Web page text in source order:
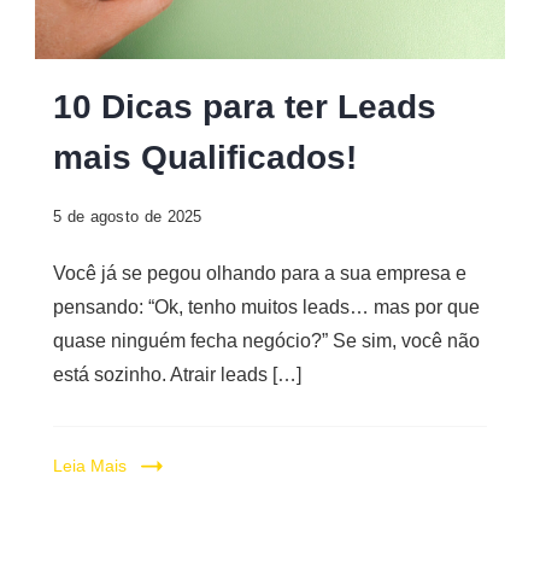
Digital
10 Dicas para ter Leads
mais Qualificados!
5 de agosto de 2025
Você já se pegou olhando para a sua empresa e
pensando: “Ok, tenho muitos leads… mas por que
quase ninguém fecha negócio?” Se sim, você não
está sozinho. Atrair leads […]
Leia Mais